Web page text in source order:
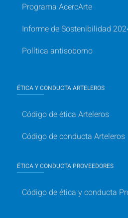
Programa AcercArte
Informe de Sostenibilidad
Política antisoborno
ÉTICA Y CONDUCTA ARTELEROS
Código de ética Arteleros
Código de conducta Arteleros
ÉTICA Y CONDUCTA PROVEEDORES
Código de ética y conducta